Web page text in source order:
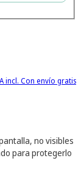
incl. Con envío gratis
no visibles
para protegerlo